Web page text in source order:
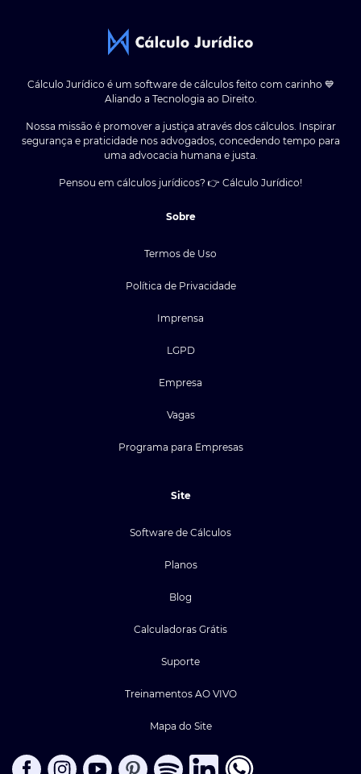
Cálculo Jurídico é um software de cálculos feito com carinho 💙
Aliando a Tecnologia ao Direito.
Nossa missão é promover a justiça através dos cálculos. Inspirar
segurança e praticidade nos advogados, concedendo tempo para
uma advocacia humana e justa.
Pensou em cálculos jurídicos? 👉 Cálculo Jurídico!
Sobre
Termos de Uso
Política de Privacidade
Imprensa
LGPD
Empresa
Vagas
Programa para Empresas
Site
Software de Cálculos
Planos
Blog
Calculadoras Grátis
Suporte
Treinamentos AO VIVO
Mapa do Site